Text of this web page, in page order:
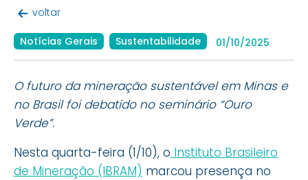
voltar
Notícias Gerais Sustentabilidade 01/10/2025
O futuro da mineração sustentável em Minas e
no Brasilfoi debatido no seminário “Ouro
Verde”.
Nesta quarta-feira (1/10), o Instituto Brasileiro
de Mineração (IBRAM) marcou presença no